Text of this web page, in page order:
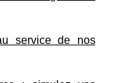
service de nos